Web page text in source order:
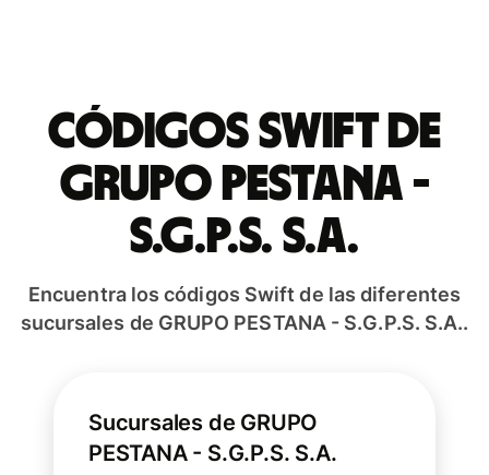
Códigos Swift de
GRUPO PESTANA -
S.G.P.S. S.A.
Encuentra los códigos Swift de las diferentes
sucursales de GRUPO PESTANA - S.G.P.S. S.A..
Sucursales de GRUPO
PESTANA - S.G.P.S. S.A.